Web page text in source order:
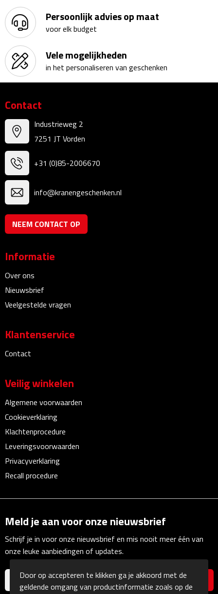
Pennen etui's
Pennenhouders
Puntenslijpers
Documentmappen
Multifunctionele documentmappen
Schrijfmappen
Klemborden
Notitieboeken en Schriften
Memo's
Memoboekjes
Memo sets
Unieke memo's
Zelfklevende memo's
Kubusblokken
Gadgets
Hoofdtelefoons
Bluetooth hoofdtelefoons
Bedrade hoofdtelefoons
Bluetooth audio oordopjes
Bedrade audio oordopjes
Speakers
Persoonlijk advies op maat
voor elk budget
Vele mogelijkheden
in het personaliseren van geschenken
Contact
Industrieweg 2
7251 JT Vorden
+31 (0)85-2006670
info@kranengeschenken.nl
NEEM CONTACT OP
Informatie
Over ons
Nieuwsbrief
Veelgestelde vragen
Klantenservice
Contact
Veilig winkelen
Algemene voorwaarden
Cookieverklaring
Klachtenprocedure
Leveringsvoorwaarden
Privacyverklaring
Recall procedure
Meld je aan voor onze nieuwsbrief
Schrijf je in voor onze nieuwsbrief en mis nooit meer één van
onze leuke aanbiedingen of updates.
Door op accepteren te klikken ga je akkoord met de
geldende omgang van productinformatie zoals op de